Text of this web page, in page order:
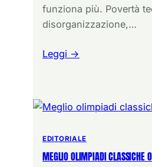
funziona più. Povertà
disorganizzazione,…
Leggi →
EDITORIALE
MEGLIO OLIMPIADI CLASSICHE